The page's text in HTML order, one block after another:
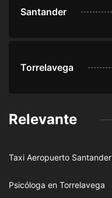
Santander
Torrelavega
Relevante
Taxi Aeropuerto Santander
Psicóloga en Torrelavega